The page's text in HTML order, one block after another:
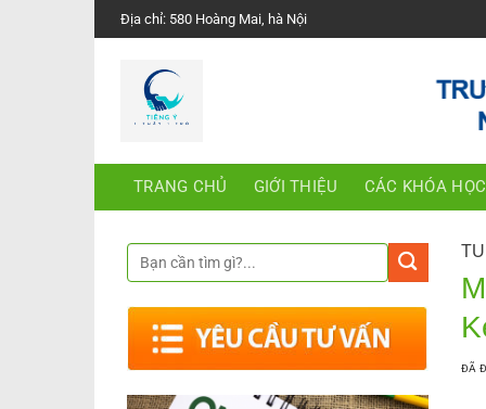
Chuyển
đến
Địa chỉ: 580 Hoàng Mai, hà Nội
TRANG CHỦ GIỚI THIỆU CÁC KHÓA HỌC
ĐÃ